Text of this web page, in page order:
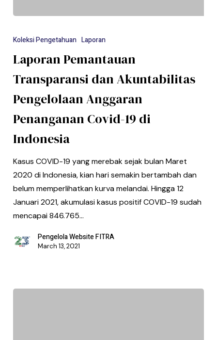
Koleksi Pengetahuan Laporan
Laporan Pemantauan
Transparansi dan Akuntabilitas
Pengelolaan Anggaran
Penanganan Covid-19 di
Indonesia
Kasus COVID-19 yang merebak sejak bulan Maret
2020 di Indonesia, kian hari semakin bertambah dan
belum memperlihatkan kurva melandai. Hingga 12
Januari 2021, akumulasi kasus positif COVID-19 sudah
mencapai 846.765…
Pengelola Website FITRA
March 13, 2021